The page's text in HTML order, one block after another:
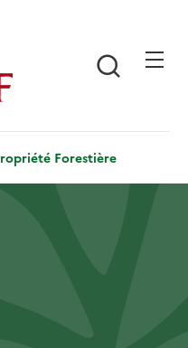
Forestière